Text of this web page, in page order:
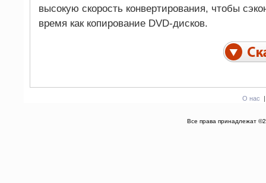
высокую скорость конвертирования, чтобы
время как копирование DVD-дисков.
О нас
Все права принадлежат